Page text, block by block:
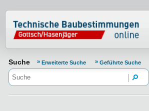
Normenportal
Suche Erweiterte Suche Geführte Suche